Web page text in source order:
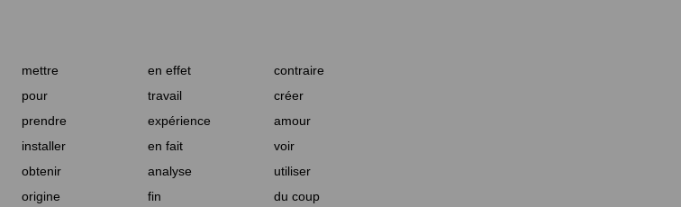
mettre en effet
contraire
pour travail
créer
prendre expérience
amour
installer en fait
voir
obtenir analyse
utiliser
origine fin
du coup